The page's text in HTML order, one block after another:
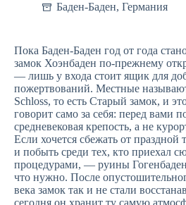
Баден-Баден, Германия
Пока Баден-Баден год от года
замок Хоэнбаден по-прежнему
— лишь у входа стоит ящик для
пожертвований. Местные
Schloss, то есть Старый замок, и
говорит само за себя: перед вами
средневековая крепость, а не
Если хочется сбежать от праздной
и побыть среди тех, кто приехал
процедурами, — руины
что нужно. После
века замок так и не стали